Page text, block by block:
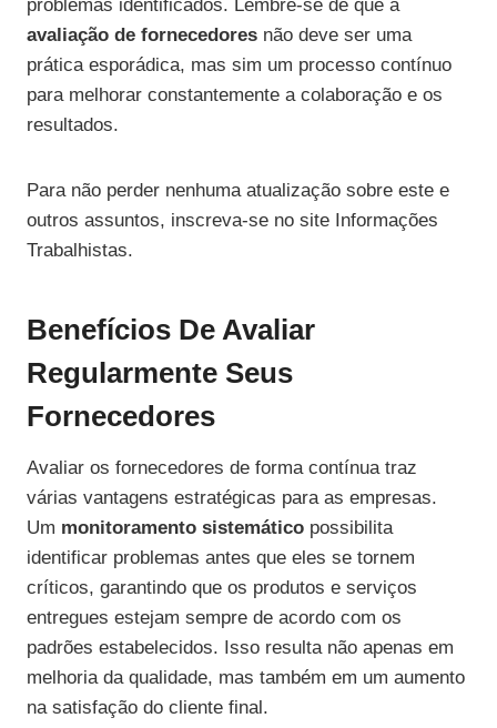
problemas identificados. Lembre-se de que a
avaliação de fornecedores não deve ser uma
prática esporádica, mas sim um processo contínuo
para melhorar constantemente a colaboração e os
resultados.
Para não perder nenhuma atualização sobre este e
outros assuntos, inscreva-se no site Informações
Trabalhistas.
Benefícios De Avaliar
Regularmente Seus
Fornecedores
Avaliar os fornecedores de forma contínua traz
várias vantagens estratégicas para as empresas.
Um monitoramento sistemático possibilita
identificar problemas antes que eles se tornem
críticos, garantindo que os produtos e serviços
entregues estejam sempre de acordo com os
padrões estabelecidos. Isso resulta não apenas em
melhoria da qualidade, mas também em um aumento
na satisfação do cliente final.